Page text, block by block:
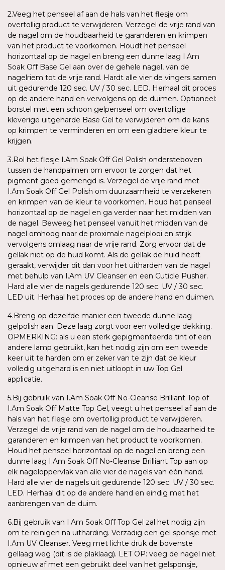
2.Veeg het penseel af aan de hals van het flesje om
overtollig product te verwijderen. Verzegel de vrije rand van
de nagel om de houdbaarheid te garanderen en krimpen
van het product te voorkomen. Houdt het penseel
horizontaal op de nagel en breng een dunne laag I.Am
Soak Off Base Gel aan over de gehele nagel, van de
nagelriem tot de vrije rand. Hardt alle vier de vingers samen
uit gedurende 120 sec. UV / 30 sec. LED. Herhaal dit proces
op de andere hand en vervolgens op de duimen. Optioneel:
borstel met een schoon gelpenseel om overtollige
kleverige uitgeharde Base Gel te verwijderen om de kans
op krimpen te verminderen en om een gladdere kleur te
krijgen.
3.Rol het flesje I.Am Soak Off Gel Polish ondersteboven
tussen de handpalmen om ervoor te zorgen dat het
pigment goed gemengd is. Verzegel de vrije rand met
I.Am Soak Off Gel Polish om duurzaamheid te verzekeren
en krimpen van de kleur te voorkomen. Houd het penseel
horizontaal op de nagel en ga verder naar het midden van
de nagel. Beweeg het penseel vanuit het midden van de
nagel omhoog naar de proximale nagelplooi en strijk
vervolgens omlaag naar de vrije rand. Zorg ervoor dat de
gellak niet op de huid komt. Als de gellak de huid heeft
geraakt, verwijder dit dan voor het uitharden van de nagel
met behulp van I.Am UV Cleanser en een Cuticle Pusher.
Hard alle vier de nagels gedurende 120 sec. UV / 30 sec.
LED uit. Herhaal het proces op de andere hand en duimen.
4.Breng op dezelfde manier een tweede dunne laag
gelpolish aan. Deze laag zorgt voor een volledige dekking.
OPMERKING: als u een sterk gepigmenteerde tint of een
andere lamp gebruikt, kan het nodig zijn om een tweede
keer uit te harden om er zeker van te zijn dat de kleur
volledig uitgehard is en niet uitloopt in uw Top Gel
applicatie.
5.Bij gebruik van I.Am Soak Off No-Cleanse Brilliant Top of
I.Am Soak Off Matte Top Gel, veegt u het penseel af aan de
hals van het flesje om overtollig product te verwijderen.
Verzegel de vrije rand van de nagel om de houdbaarheid te
garanderen en krimpen van het product te voorkomen.
Houd het penseel horizontaal op de nagel en breng een
dunne laag I.Am Soak Off No-Cleanse Brilliant Top aan op
elk nageloppervlak van alle vier de nagels van één hand.
Hard alle vier de nagels uit gedurende 120 sec. UV / 30 sec.
LED. Herhaal dit op de andere hand en eindig met het
aanbrengen van de duim.
6.Bij gebruik van I.Am Soak Off Top Gel zal het nodig zijn
om te reinigen na uitharding. Verzadig een gel sponsje met
I.Am UV Cleanser. Veeg met lichte druk de bovenste
gellaag weg (dit is de plaklaag). LET OP: veeg de nagel niet
opnieuw af met een gebruikt deel van het gelsponsje,